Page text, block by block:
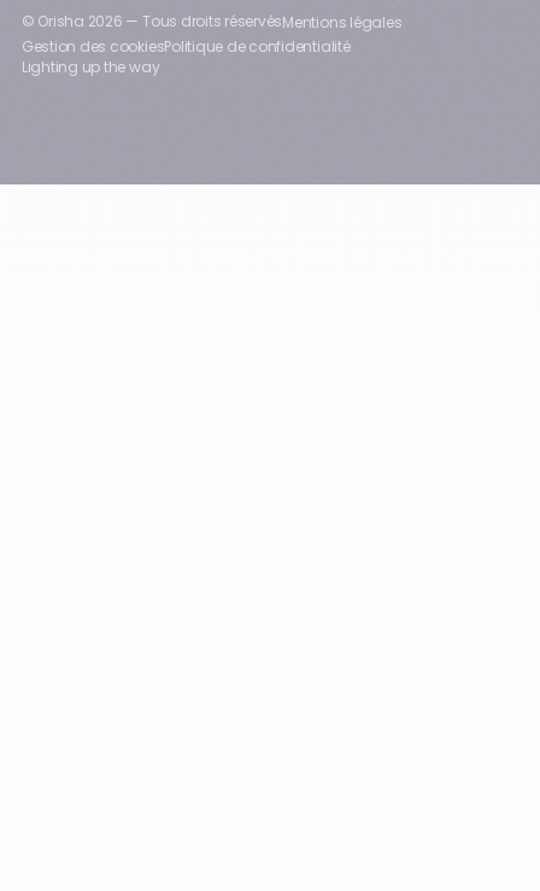
© Orisha 2026 — Tous droits réservésMentions légales
Gestion des cookiesPolitique de confidentialité
Lighting up the way